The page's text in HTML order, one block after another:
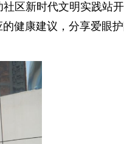
区新时代文明实践站
健康建议，分享爱眼